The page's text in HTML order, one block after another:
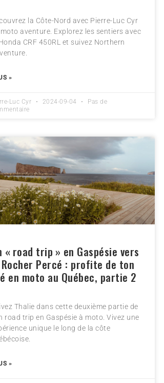
la Côte-Nord avec Pierre-Luc Cyr
aventure. Explorez les sentiers avec
CRF 450RL et suivez Northern
»
Luc Cyr 2024-09-04
Pas de
« road trip » en Gaspésie vers
Percé : profite de ton
en moto au Québec, partie 2
Thalie dans cette deuxième partie de
road trip en Gaspésie à moto. Vivez une
unique le long de la côte
»